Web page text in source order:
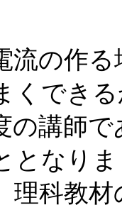
流の作
くでき
の講師
となり
理科教